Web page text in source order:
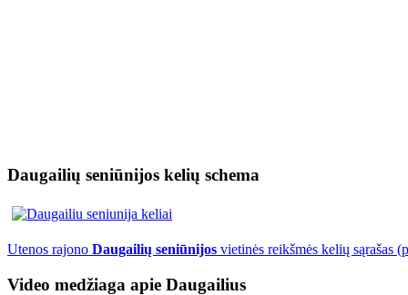
Daugailių seniūnijos kelių schema
Utenos rajono Daugailių seniūnijos vietinės reikšmės kelių sąrašas
Video medžiaga apie Daugailius